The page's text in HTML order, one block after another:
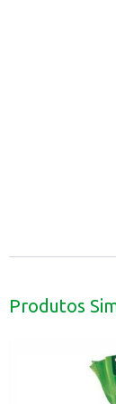
Produtos